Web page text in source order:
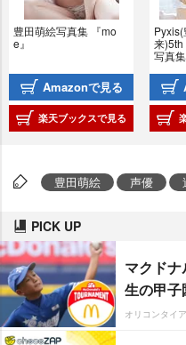
豊田萌絵写真集 『mo
e』
Amazonで見る
楽天ブックスで見る
来
写真
豊田萌絵 声優
PICK UP
マクド
生の甲子
オリコンタイ